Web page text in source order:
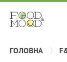
ГОЛОВНА